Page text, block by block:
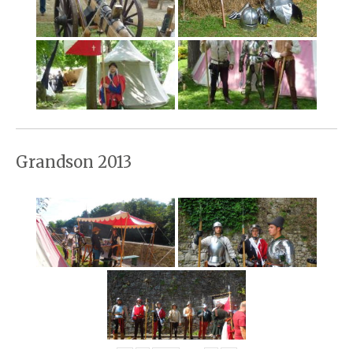
Grandson 2013